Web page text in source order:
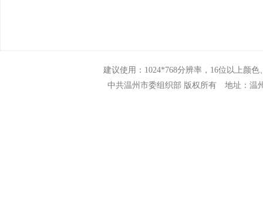
建议使用：1024*768分辨率，16位以上颜
中共温州市委组织部 版权所有 地址：温